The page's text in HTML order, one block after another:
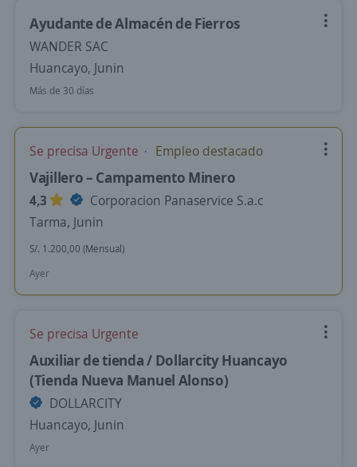
Ayudante de Almacén de Fierros
WANDER SAC
Huancayo, Junin
Más de 30 días
Se precisa Urgente Empleo destacado
Vajillero – Campamento Minero
4,3
Corporacion Panaservice S.a.c
Tarma, Junin
S/. 1.200,00 (Mensual)
Ayer
Se precisa Urgente
Auxiliar de tienda / Dollarcity Huancayo
(Tienda Nueva Manuel Alonso)
DOLLARCITY
Huancayo, Junin
Ayer